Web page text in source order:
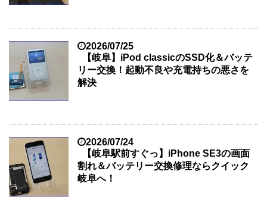
2026/07/25
【岐阜】iPod classicのSSD化＆バッテ
リー交換！起動不良や充電持ちの悪さを
解決
2026/07/24
【岐阜駅前すぐっ】iPhone SE3の画面
割れ＆バッテリー交換修理ならクイック
岐阜へ！